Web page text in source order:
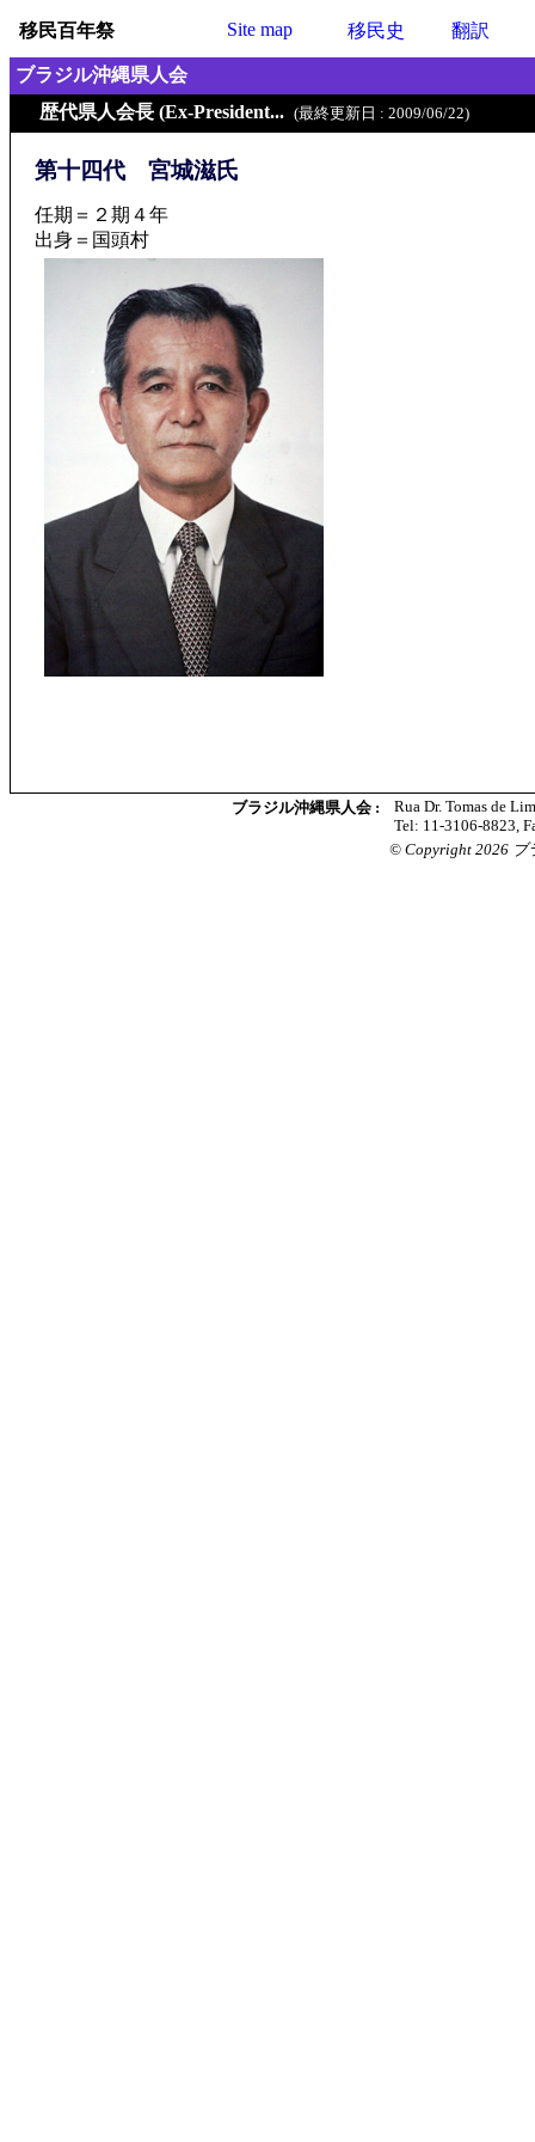
移民百年祭 Site map 移民史 翻訳
ブラジル沖縄県人会
歴代県人会長 (Ex-President... (最終更新日 : 2009/06/22)
第十四代 宮城滋氏
任期＝２期４年
出身＝国頭村
ブラジル沖縄県人会 :
Rua Dr. Tomas de
Tel: 11-3106-8823,
© Copyright 2026 ブ